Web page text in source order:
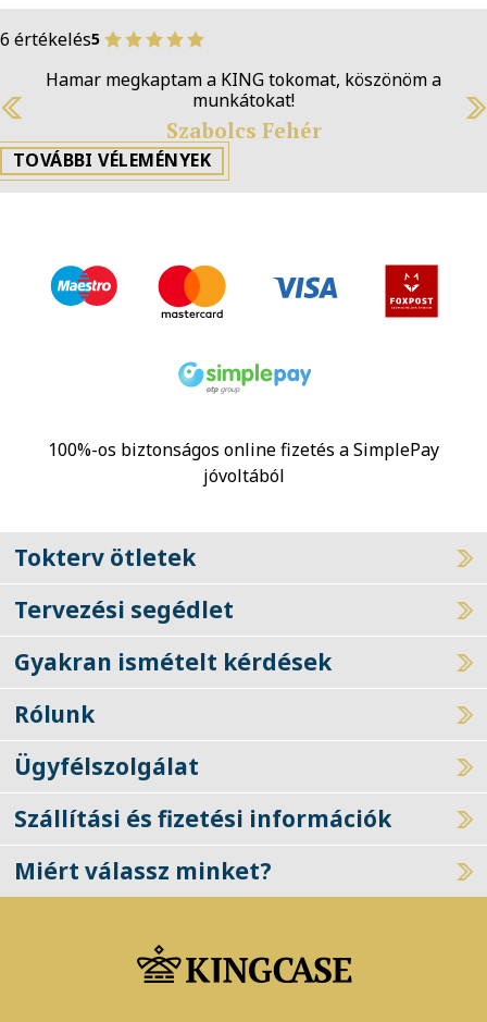
6 értékelés5
Hamar megkaptam a KING tokomat, köszönöm a
munkátokat!
Szabolcs Fehér
Previous
TOVÁBBI VÉLEMÉNYEK
100%-os biztonságos online fizetés a SimplePay
jóvoltából
Tokterv ötletek
Tervezési segédlet
Gyakran ismételt kérdések
Rólunk
Ügyfélszolgálat
Szállítási és fizetési információk
Miért válassz minket?